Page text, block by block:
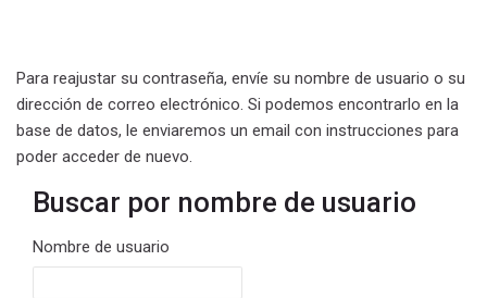
Para reajustar su contraseña, envíe su nombre de usuario o su
dirección de correo electrónico. Si podemos encontrarlo en la
base de datos, le enviaremos un email con instrucciones para
poder acceder de nuevo.
Buscar por nombre de usuario
Buscar por nombre de usuario
Nombre de usuario